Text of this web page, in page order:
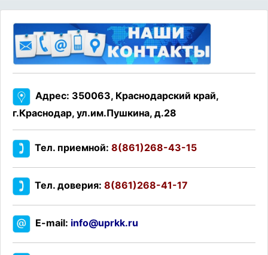
Адрес: 350063, Краснодарский край,
г.Краснодар, ул.им.Пушкина, д.28
Тел. приемной: 8(861)268-43-15
Тел. доверия: 8(861)268-41-17
E-mail: info@uprkk.ru